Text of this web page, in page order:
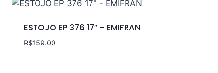
ESTOJO EP 376 17″ – EMIFRAN
R$159.00